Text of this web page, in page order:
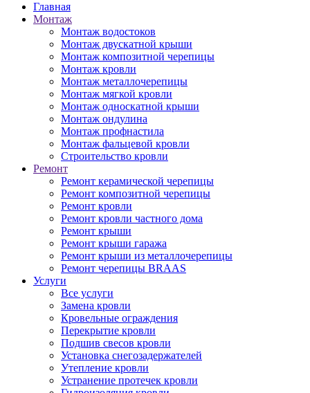
Главная
Монтаж
Монтаж водостоков
Монтаж двускатной крыши
Монтаж композитной черепицы
Монтаж кровли
Монтаж металлочерепицы
Монтаж мягкой кровли
Монтаж односкатной крыши
Монтаж ондулина
Монтаж профнастила
Монтаж фальцевой кровли
Строительство кровли
Ремонт
Ремонт керамической черепицы
Ремонт композитной черепицы
Ремонт кровли
Ремонт кровли частного дома
Ремонт крыши
Ремонт крыши гаража
Ремонт крыши из металлочерепицы
Ремонт черепицы BRAAS
Услуги
Все услуги
Замена кровли
Кровельные ограждения
Перекрытие кровли
Подшив свесов кровли
Установка снегозадержателей
Утепление кровли
Устранение протечек кровли